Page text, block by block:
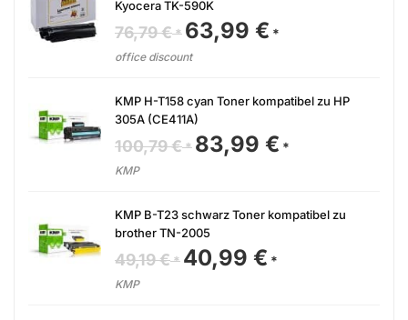
Kyocera TK-590K
76,79€
Ursprünglicher
Preis
war:
63,99 €
office discount
KMP H-T158 cyan Toner kompatibel zu HP
305A (CE411A)
100,79€
Ursprünglicher
Preis
83,99 €
KMP
KMP B-T23 schwarz Toner kompatibel zu
brother TN-2005
49,19€
Ursprünglicher
Preis
40,99 €
KMP